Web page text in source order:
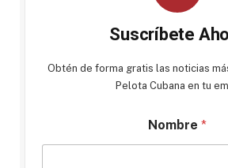
Suscríbete
Obtén de forma gratis las noticias
Pelota Cubana en tu
Nombre *